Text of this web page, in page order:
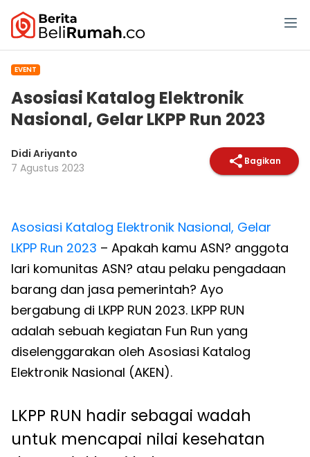
EVENT
Asosiasi Katalog Elektronik
Nasional, Gelar LKPP Run 2023
Didi Ariyanto
7 Agustus 2023
Bagikan
Asosiasi Katalog Elektronik Nasional, Gelar
LKPP Run 2023 – Apakah kamu ASN? anggota
lari komunitas ASN? atau pelaku pengadaan
barang dan jasa pemerintah? Ayo
bergabung di LKPP RUN 2023. LKPP RUN
adalah sebuah kegiatan Fun Run yang
diselenggarakan oleh Asosiasi Katalog
Elektronik Nasional (AKEN).
LKPP RUN hadir sebagai wadah
untuk mencapai nilai kesehatan